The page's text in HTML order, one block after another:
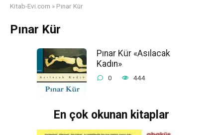
Kitab-Evi.com » Pınar Kür
Pınar Kür
Pınar Kür «Asılacak
Kadın»
0 444
En çok okunan kitaplar